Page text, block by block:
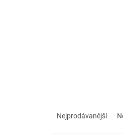
Nejprodávanější